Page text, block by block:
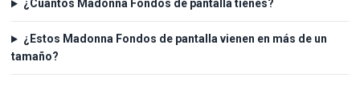
¿Cuántos Madonna Fondos de pantalla tienes?
¿Estos Madonna Fondos de pantalla vienen en más de un
tamaño?